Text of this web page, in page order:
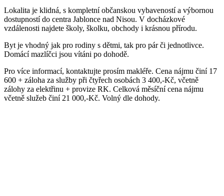
Lokalita je klidná, s kompletní občanskou vybaveností a výbornou
dostupností do centra Jablonce nad Nisou. V docházkové
vzdálenosti najdete školy, školku, obchody i krásnou přírodu.
Byt je vhodný jak pro rodiny s dětmi, tak pro pár či jednotlivce.
Domácí mazlíčci jsou vítáni po dohodě.
Pro více informací, kontaktujte prosím makléře. Cena nájmu činí 17
600 + záloha za služby při čtyřech osobách 3 400,-Kč, včetně
zálohy za elektřinu + provize RK. Celková měsíční cena nájmu
včetně služeb činí 21 000,-Kč. Volný dle dohody.